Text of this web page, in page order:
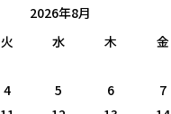
2026年8月
火 水 木 金
4 5 6 7